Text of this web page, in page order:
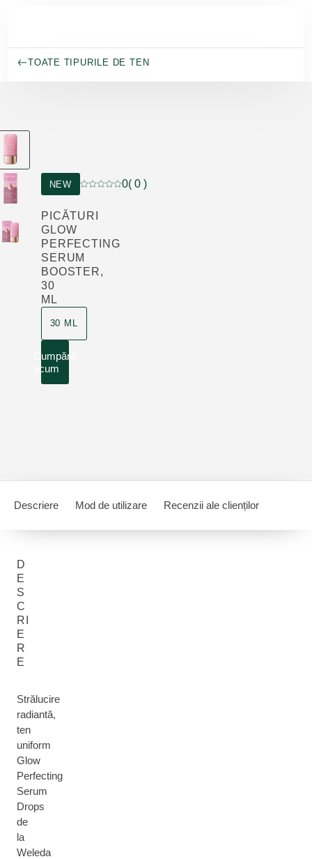
TOATE TIPURILE DE TEN
NEW
Evaluare curentă: 0 din 5 stele evaluat de 0
0( 0 )
PICĂTURI
GLOW
PERFECTING
SERUM
BOOSTER,
30
ML
30 ML
Cumpără
acum
Descriere Mod de utilizare Recenzii ale clienților
D
E
S
C
RI
E
R
E
Strălucire
radiantă,
ten
uniform
Glow
Perfecting
Serum
Drops
de
la
Weleda